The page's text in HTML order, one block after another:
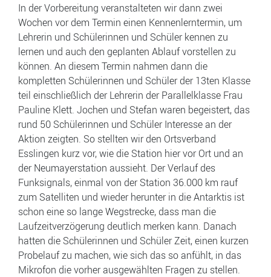
In der Vorbereitung veranstalteten wir dann zwei
Wochen vor dem Termin einen Kennenlerntermin, um
Lehrerin und Schülerinnen und Schüler kennen zu
lernen und auch den geplanten Ablauf vorstellen zu
können. An diesem Termin nahmen dann die
kompletten Schülerinnen und Schüler der 13ten Klasse
teil einschließlich der Lehrerin der Parallelklasse Frau
Pauline Klett. Jochen und Stefan waren begeistert, das
rund 50 Schülerinnen und Schüler Interesse an der
Aktion zeigten. So stellten wir den Ortsverband
Esslingen kurz vor, wie die Station hier vor Ort und an
der Neumayerstation aussieht. Der Verlauf des
Funksignals, einmal von der Station 36.000 km rauf
zum Satelliten und wieder herunter in die Antarktis ist
schon eine so lange Wegstrecke, dass man die
Laufzeitverzögerung deutlich merken kann. Danach
hatten die Schülerinnen und Schüler Zeit, einen kurzen
Probelauf zu machen, wie sich das so anfühlt, in das
Mikrofon die vorher ausgewählten Fragen zu stellen.